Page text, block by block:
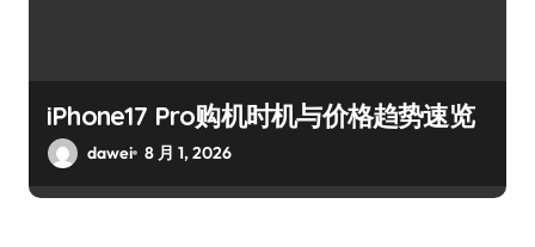
iPhone17 Pro购机时机与价格趋势速览
dawei 8 月 1, 2026